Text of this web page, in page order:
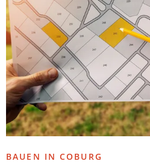
BAUEN IN COBURG